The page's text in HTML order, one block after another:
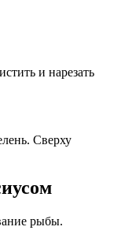
и нарезать
Сверху
рыбы.